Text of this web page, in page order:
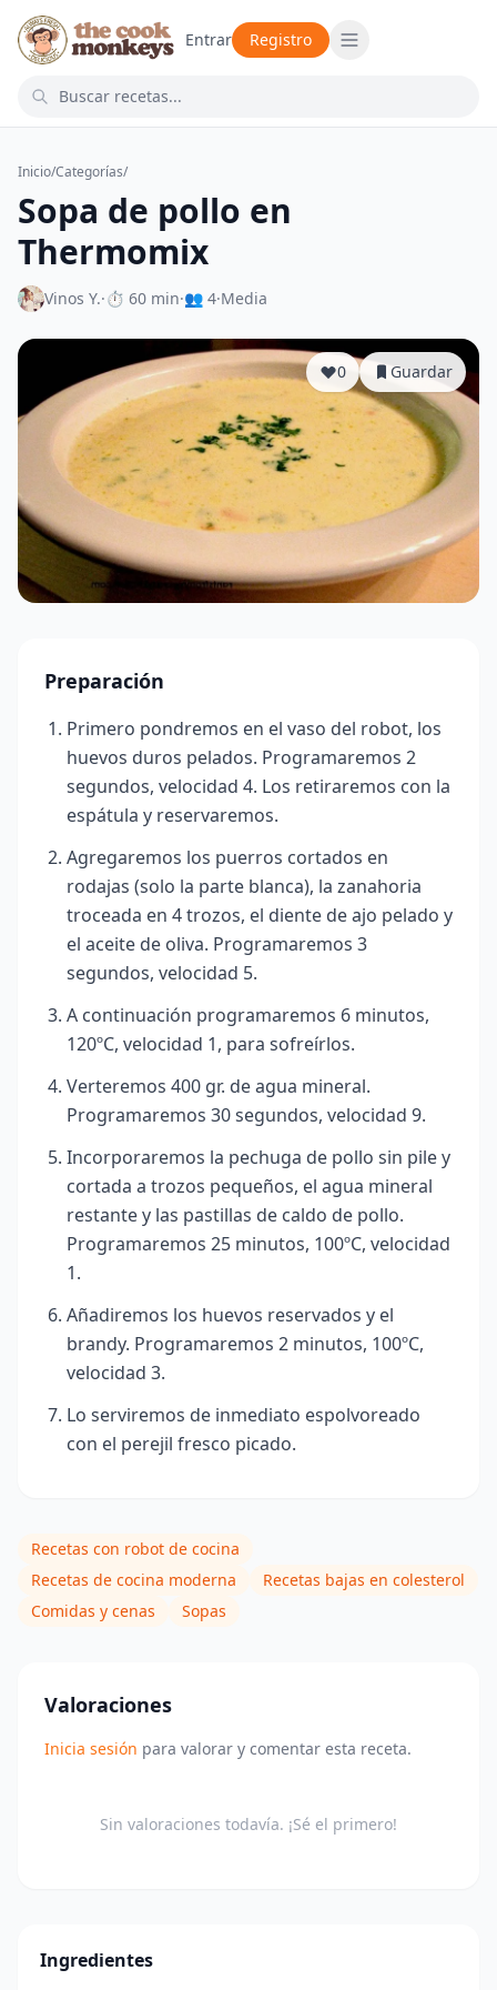
Entrar Registro
Inicio/Categorías/
Sopa de pollo en
Thermomix
Vinos Y.·⏱ 60 min·👥 4·Media
0 Guardar
Preparación
Primero pondremos en el vaso del robot, los
huevos duros pelados. Programaremos 2
segundos, velocidad 4. Los retiraremos con la
espátula y reservaremos.
Agregaremos los puerros cortados en
rodajas (solo la parte blanca), la zanahoria
troceada en 4 trozos, el diente de ajo pelado y
el aceite de oliva. Programaremos 3
segundos, velocidad 5.
A continuación programaremos 6 minutos,
120ºC, velocidad 1, para sofreírlos.
Verteremos 400 gr. de agua mineral.
Programaremos 30 segundos, velocidad 9.
Incorporaremos la pechuga de pollo sin pile y
cortada a trozos pequeños, el agua mineral
restante y las pastillas de caldo de pollo.
Programaremos 25 minutos, 100ºC, velocidad
1.
Añadiremos los huevos reservados y el
brandy. Programaremos 2 minutos, 100ºC,
velocidad 3.
Lo serviremos de inmediato espolvoreado
con el perejil fresco picado.
Recetas con robot de cocina
Recetas de cocina moderna
Recetas bajas en colesterol
Comidas y cenas
Sopas
Valoraciones
Inicia sesión para valorar y comentar esta receta.
Sin valoraciones todavía. ¡Sé el primero!
Ingredientes